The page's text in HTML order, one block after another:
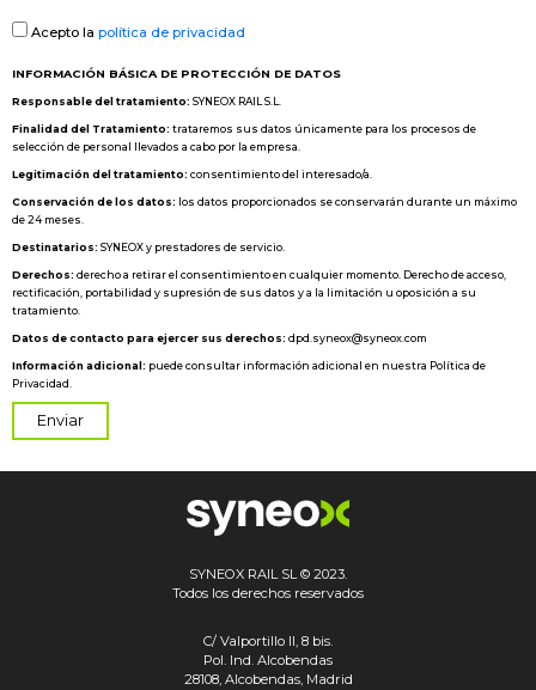
Acepto la política de privacidad
INFORMACIÓN BÁSICA DE PROTECCIÓN DE DATOS
Responsable del tratamiento: SYNEOX RAIL S.L.
Finalidad del Tratamiento: trataremos sus datos únicamente para los procesos de
selección de personal llevados a cabo por la empresa.
Legitimación del tratamiento: consentimiento del interesado/a.
Conservación de los datos: los datos proporcionados se conservarán durante un máximo
de 24 meses.
Destinatarios: SYNEOX y prestadores de servicio.
Derechos: derecho a retirar el consentimiento en cualquier momento. Derecho de acceso,
rectificación, portabilidad y supresión de sus datos y a la limitación u oposición a su
tratamiento.
Datos de contacto para ejercer sus derechos: dpd.syneox@syneox.com
Información adicional: puede consultar información adicional en nuestra Política de
Privacidad.
SYNEOX RAIL SL © 2023.
Todos los derechos reservados
C/ Valportillo II, 8 bis.
Pol. Ind. Alcobendas
28108, Alcobendas, Madrid